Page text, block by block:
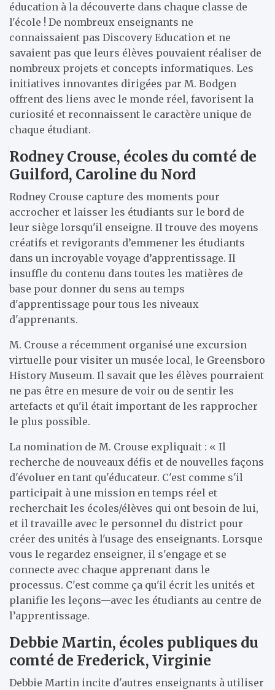
éducation à la découverte dans chaque classe de
l'école ! De nombreux enseignants ne
connaissaient pas Discovery Education et ne
savaient pas que leurs élèves pouvaient réaliser de
nombreux projets et concepts informatiques. Les
initiatives innovantes dirigées par M. Bodgen
offrent des liens avec le monde réel, favorisent la
curiosité et reconnaissent le caractère unique de
chaque étudiant.
Rodney Crouse, écoles du comté de
Guilford, Caroline du Nord
Rodney Crouse capture des moments pour
accrocher et laisser les étudiants sur le bord de
leur siège lorsqu'il enseigne. Il trouve des moyens
créatifs et revigorants d’emmener les étudiants
dans un incroyable voyage d’apprentissage. Il
insuffle du contenu dans toutes les matières de
base pour donner du sens au temps
d'apprentissage pour tous les niveaux
d'apprenants.
M. Crouse a récemment organisé une excursion
virtuelle pour visiter un musée local, le Greensboro
History Museum. Il savait que les élèves pourraient
ne pas être en mesure de voir ou de sentir les
artefacts et qu'il était important de les rapprocher
le plus possible.
La nomination de M. Crouse expliquait : « Il
recherche de nouveaux défis et de nouvelles façons
d'évoluer en tant qu'éducateur. C'est comme s'il
participait à une mission en temps réel et
recherchait les écoles/élèves qui ont besoin de lui,
et il travaille avec le personnel du district pour
créer des unités à l'usage des enseignants. Lorsque
vous le regardez enseigner, il s'engage et se
connecte avec chaque apprenant dans le
processus. C'est comme ça qu'il écrit les unités et
planifie les leçons—avec les étudiants au centre de
l’apprentissage.
Debbie Martin, écoles publiques du
comté de Frederick, Virginie
Debbie Martin incite d'autres enseignants à utiliser